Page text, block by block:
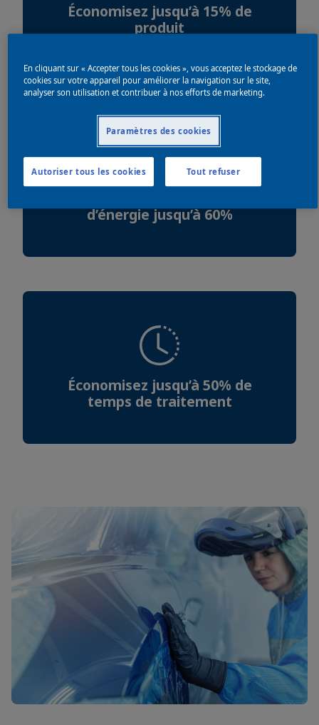
Économisez jusqu’à 15% de
produit
d’énergie jusqu’à 60%
Économisez jusqu’à 50% de
temps de traitement
En cliquant sur « Accepter tous les cookies », vous acceptez le stockage de
cookies sur votre appareil pour améliorer la navigation sur le site,
analyser son utilisation et contribuer à nos efforts de marketing.
Paramètres des cookies
Tout refuser
Autoriser tous les cookies